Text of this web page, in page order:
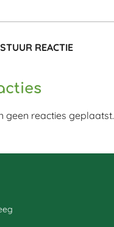
REACTIE
geen reacties geplaatst.